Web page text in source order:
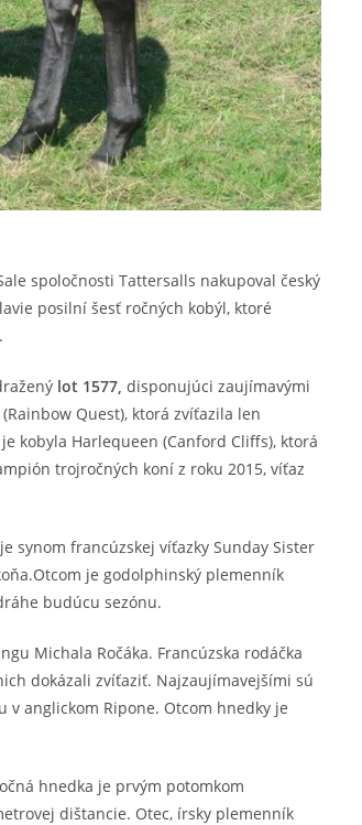
spoločnosti Tattersalls nakupoval český
posilní šesť ročných kobýl, ktoré
lot 1577, disponujúci zaujímavými
Quest), ktorá zvíťazila len
kobyla Harlequeen (Canford Cliffs), ktorá
trojročných koní z roku 2015, víťaz
synom francúzskej víťazky Sunday Sister
je godolphinský plemenník
budúcu sezónu.
Michala Ročáka. Francúzska rodáčka
dokázali zvíťaziť. Najzaujímavejšími sú
v anglickom Ripone. Otcom hnedky je
hnedka je prvým potomkom
dištancie. Otec, írsky plemenník